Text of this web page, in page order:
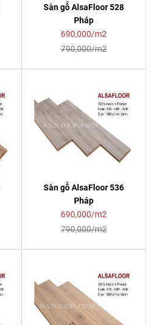
Sàn gỗ AlsaFloor 528
Pháp
690,000/m2
790,000/m2
Sàn gỗ AlsaFloor 536
Pháp
690,000/m2
790,000/m2